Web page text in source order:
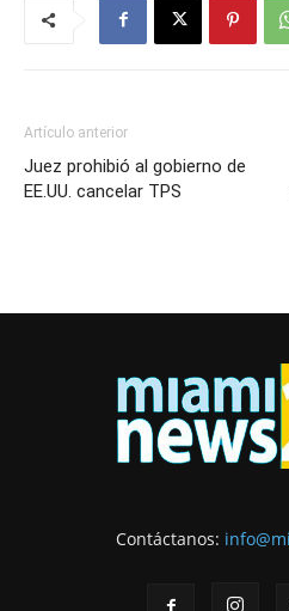
Artículo anterior
Juez prohibió al gobierno de
EE.UU. cancelar TPS
Contáctanos: